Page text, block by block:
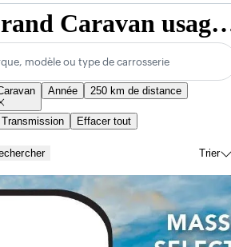
Chrysler Grand Caravan usagés à
modèle ou type de carrosserie
Année 250 km de distance
Transmission Effacer tout
Trier